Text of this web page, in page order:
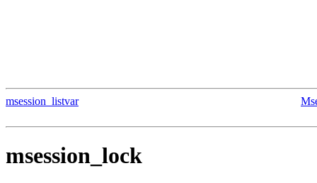
msession_listvar
msession_lock